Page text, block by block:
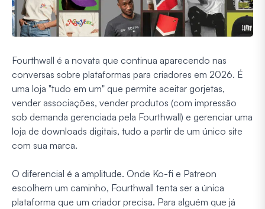
Fourthwall é a novata que continua aparecendo nas
conversas sobre plataformas para criadores em 2026. É
uma loja "tudo em um" que permite aceitar gorjetas,
vender associações, vender produtos (com impressão
sob demanda gerenciada pela Fourthwall) e gerenciar uma
loja de downloads digitais, tudo a partir de um único site
com sua marca.
O diferencial é a amplitude. Onde Ko-fi e Patreon
escolhem um caminho, Fourthwall tenta ser a única
plataforma que um criador precisa. Para alguém que já